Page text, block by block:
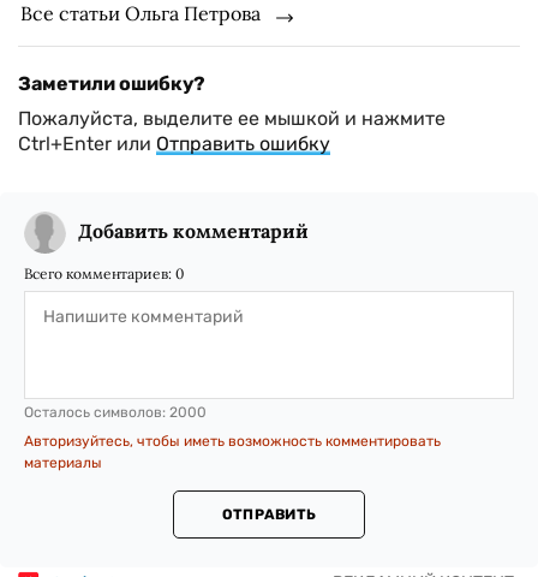
Все статьи Ольга Петрова
Заметили ошибку?
Пожалуйста, выделите ее мышкой и нажмите
Ctrl+Enter или Отправить ошибку
Добавить комментарий
Всего комментариев: 0
Осталось символов: 2000
Авторизуйтесь, чтобы иметь возможность комментировать
материалы
ОТПРАВИТЬ